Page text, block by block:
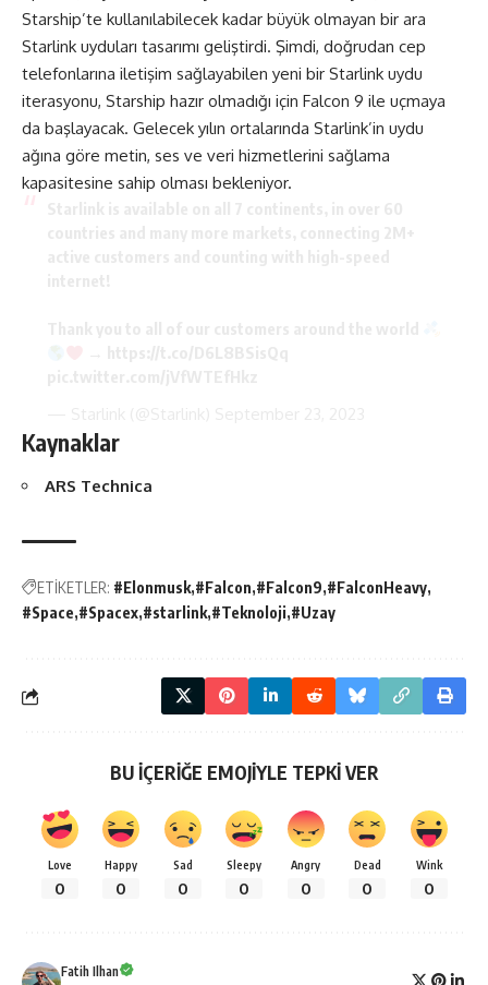
Starship’te kullanılabilecek kadar büyük olmayan bir ara
Starlink uyduları tasarımı geliştirdi. Şimdi, doğrudan cep
telefonlarına iletişim sağlayabilen yeni bir Starlink uydu
iterasyonu, Starship hazır olmadığı için Falcon 9 ile uçmaya
da başlayacak. Gelecek yılın ortalarında Starlink’in uydu
ağına göre metin, ses ve veri hizmetlerini sağlama
kapasitesine sahip olması bekleniyor.
Kaynaklar
ARS Technica
ETİKETLER: #Elonmusk #Falcon #Falcon9 #FalconHeavy
#Space #Spacex #starlink #Teknoloji #Uzay
BU İÇERİĞE EMOJİYLE TEPKİ VER
Love
0
Happy
0
Sad
0
Sleepy
0
Angry
0
Dead
0
Wink
0
Fatih Ilhan